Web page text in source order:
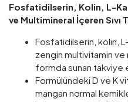
Fosfatidilserin, Kolin, L-
ve Multimineral İçeren Sıvı
Fosfatidilserin, kolin,
zengin multivitamin ve
formda sunan takviye
Formülündeki D ve K
mangan normal